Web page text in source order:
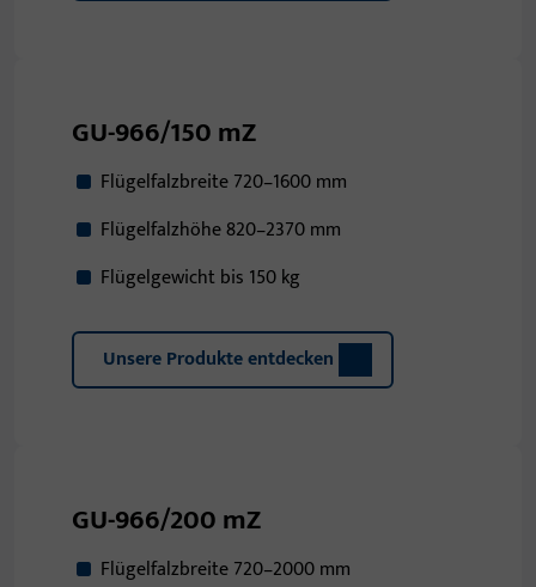
GU-966/150 mZ
Flügelfalzbreite 720–1600 mm
Flügelfalzhöhe 820–2370 mm
Flügelgewicht bis 150 kg
Unsere Produkte entdecken
GU-966/200 mZ
Flügelfalzbreite 720–2000 mm